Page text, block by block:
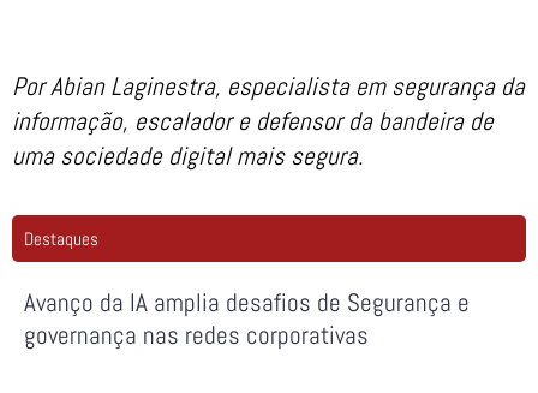
Por Abian Laginestra, especialista em segurança da
informação, escalador e defensor da bandeira de
uma sociedade digital mais segura.
Destaques
Avanço da IA amplia desafios de Segurança e
governança nas redes corporativas